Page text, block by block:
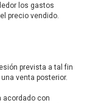
los gastos
precio vendido.
prevista a tal fin
venta posterior.
acordado con